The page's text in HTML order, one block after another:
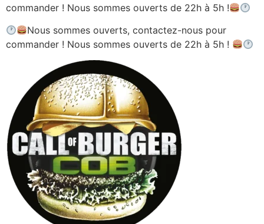
commander ! Nous sommes ouverts de 22h à 5h !
Nous sommes ouverts, contactez-nous pour
commander ! Nous sommes ouverts de 22h à 5h !